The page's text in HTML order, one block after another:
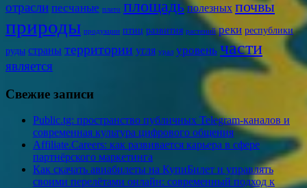
отрасли песчаные плато площадь полезных почвы
природы продукции птиц развития растений реки республики
руды страны территории угля урал уровень части
является
Свежие записи
Public.tg: пространство публичных Telegram-каналов и
современная культура цифрового общения
Affiliate.Careers: как развивается карьера в сфере
партнёрского маркетинга
Как скачать авиабилеты на КупиБилет и управлять
своими перелётами онлайн: современный подход к